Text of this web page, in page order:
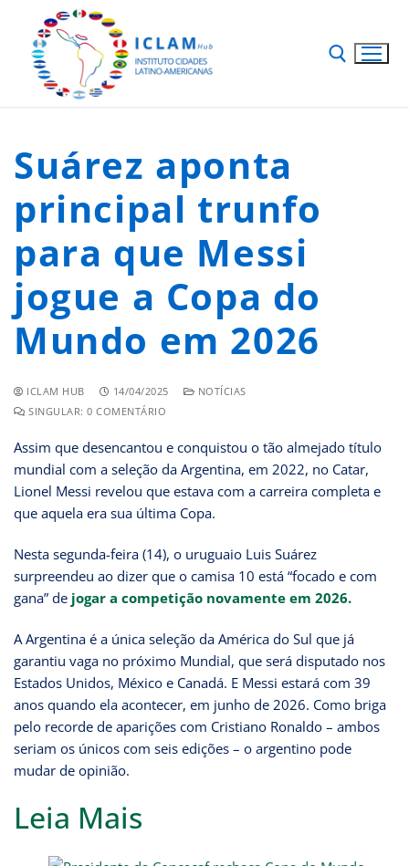
Suárez aponta
principal trunfo
para que Messi
jogue a Copa do
Mundo em 2026
ICLAM HUB 14/04/2025
NOTÍCIAS
SINGULAR: 0 COMENTÁRIO
Assim que desencantou e conquistou o tão almejado título
mundial com a seleção da Argentina, em 2022, no Catar,
Lionel Messi revelou que estava com a carreira completa e
que aquela era sua última Copa.
Nesta segunda-feira (14), o uruguaio Luis Suárez
surpreendeu ao dizer que o camisa 10 está “focado e com
gana” de jogar a competição novamente em 2026.
A Argentina é a única seleção da América do Sul que já
garantiu vaga no próximo Mundial, que será disputado nos
Estados Unidos, México e Canadá. E Messi estará com 39
anos quando ela acontecer, em junho de 2026. Como briga
pelo recorde de aparições com Cristiano Ronaldo – ambos
seriam os únicos com seis edições – o argentino pode
mudar de opinião.
Leia Mais